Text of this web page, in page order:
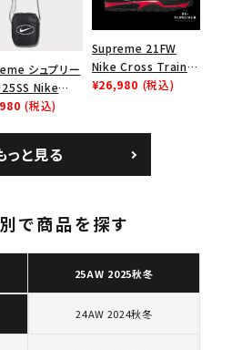
バッグ
ボックスロゴ ブラックスウェット
ら探す
シュプリー
Nike
Shoulder
(税込)
Supreme 21FW
Nike Cross Trainer
Low ナイキクロスト
¥26,980 (税込)
っと見る
で商品を探す
25AW 2025秋冬
24AW 2024秋冬